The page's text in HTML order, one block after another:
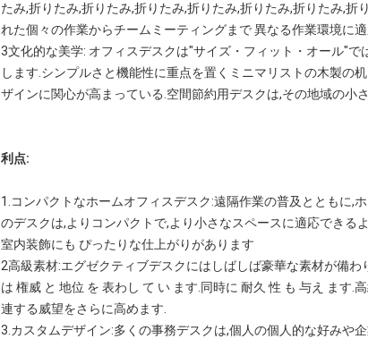
たみ,折りたみ,折りたみ,折りたみ,折りたみ,折りたみ,折りたみ,折
れた個々の作業からチームミーティングまで 異なる作業環境に
3文化的な美学: オフィスデスクは"サイズ・フィット・オール"
します.シンプルさと機能性に重点を置くミニマリストの木製の
ザインに関心が高まっている.空間節約用デスクは,その地域の小
利点:
1.コンパクトなホームオフィスデスク:遠隔作業の普及とともに,
のデスクは,よりコンパクトで,より小さなスペースに適応できる
室内装飾にも ぴったりな仕上がりがあります
2高級素材:エグゼクティブデスクにはしばしば豪華な素材が備
は 権威 と 地位 を 表わし て い ます.同時に 耐久 性 も 与え ます
連する威望をさらに高めます.
3.カスタムデザイン:多くの事務デスクは,個人の個人的な好みや